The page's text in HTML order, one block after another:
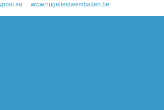
www.hugelierzwembaden.be